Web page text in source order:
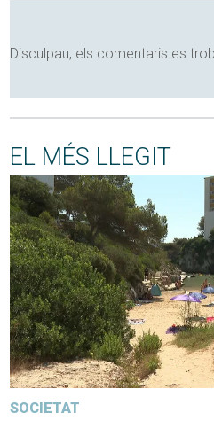
Disculpau, els comentaris es
EL MÉS LLEGIT
SOCIETAT